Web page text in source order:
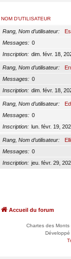
NOM D’UTILISATEUR
Rang, Nom d’utilisateur
Messages
0
Inscription
dim. févr. 18,
Rang, Nom d’utilisateur
Messages
0
Inscription
dim. févr. 18,
Rang, Nom d’utilisateur
Messages
0
Inscription
lun. févr. 19,
Rang, Nom d’utilisateur
Messages
0
Inscription
jeu. févr. 29,
Accueil du forum
Chartes des Monts